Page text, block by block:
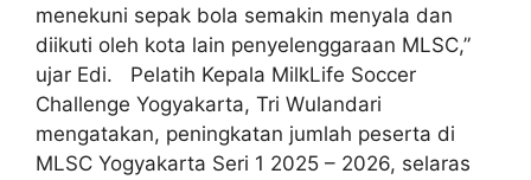
menekuni sepak bola semakin menyala dan
diikuti oleh kota lain penyelenggaraan MLSC,”
ujar Edi. Pelatih Kepala MilkLife Soccer
Challenge Yogyakarta, Tri Wulandari
mengatakan, peningkatan jumlah peserta di
MLSC Yogyakarta Seri 1 2025 – 2026, selaras